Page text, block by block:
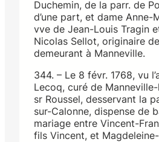
Duchemin, de la parr. de
d’une part, et dame Anne-
vve de Jean-Louis Tragin
Nicolas Sellot, originaire
demeurant à Manneville.
344. – Le 8 févr. 1768, vu
Lecoq, curé de
sr Roussel, desservant la
sur-Calonne, dispense de
mariage entre Vincent-
fils Vincent, et